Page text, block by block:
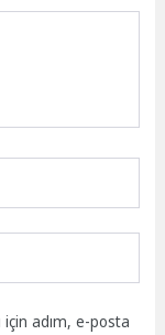
için adım, e-posta